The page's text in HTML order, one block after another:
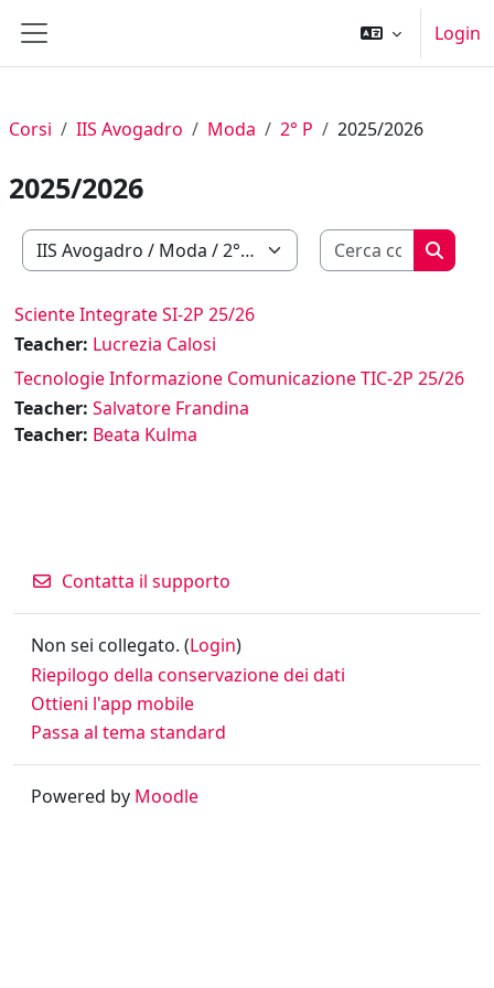
Pannello laterale
Login
Corsi IIS Avogadro Moda 2° P 2025/2026
2025/2026
Categorie di corso
Cerca
Cerca
Sciente Integrate SI-2P 25/26
Teacher: Lucrezia Calosi
Tecnologie Informazione Comunicazione TIC-2P 25/26
Teacher: Salvatore Frandina
Teacher: Beata Kulma
Contatta il supporto
Non sei collegato. (Login)
Riepilogo della conservazione dei dati
Ottieni l'app mobile
Passa al tema standard
Powered by Moodle